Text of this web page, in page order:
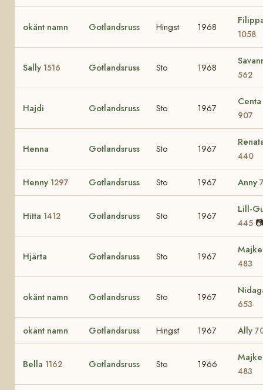
okänt namn Gotlandsruss Hingst 1968
1058
Sally 1516 Gotlandsruss Sto 1968
562
Hajdi Gotlandsruss Sto 1967
Centa
907
Henna Gotlandsruss Sto 1967
440
Henny 1297 Gotlandsruss Sto 1967 Anny
Hitta 1412 Gotlandsruss Sto 1967
Lill-
445
Hjärta Gotlandsruss Sto 1967
483
okänt namn Gotlandsruss Sto 1967
653
okänt namn Gotlandsruss Hingst 1967 Ally
Bella 1162 Gotlandsruss Sto 1966
483